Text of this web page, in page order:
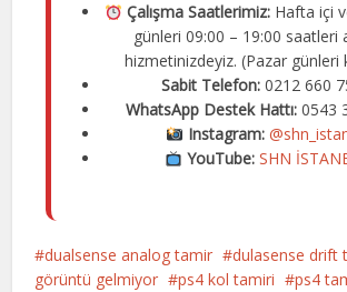
Çalışma Saatlerimiz:Hafta içi
günleri 09:00 – 19:00 saatleri
hizmetinizdeyiz. (Pazar günleri
Sabit Telefon: 0212 660
WhatsApp Destek Hattı:0543
Instagram:
YouTube: SHN
dualsense analog tamir dulasense drift
görüntü gelmiyor
ps4 kol tamiri ps4